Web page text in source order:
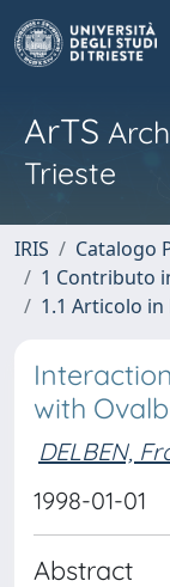
ArTS
Trieste
IRIS
Catalogo
1 Contributo
1.1 Articolo in
with
DELBEN,
1998-01-01
Abstract